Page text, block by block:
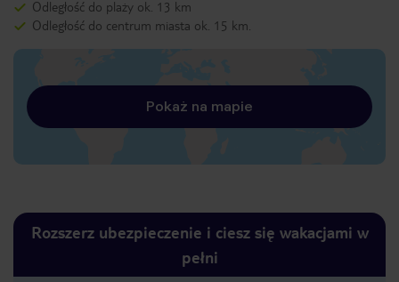
Odległość do plaży ok. 13 km
Odległość do centrum miasta ok. 15 km.
Pokaż na mapie
Rozszerz ubezpieczenie i ciesz się wakacjami w
pełni